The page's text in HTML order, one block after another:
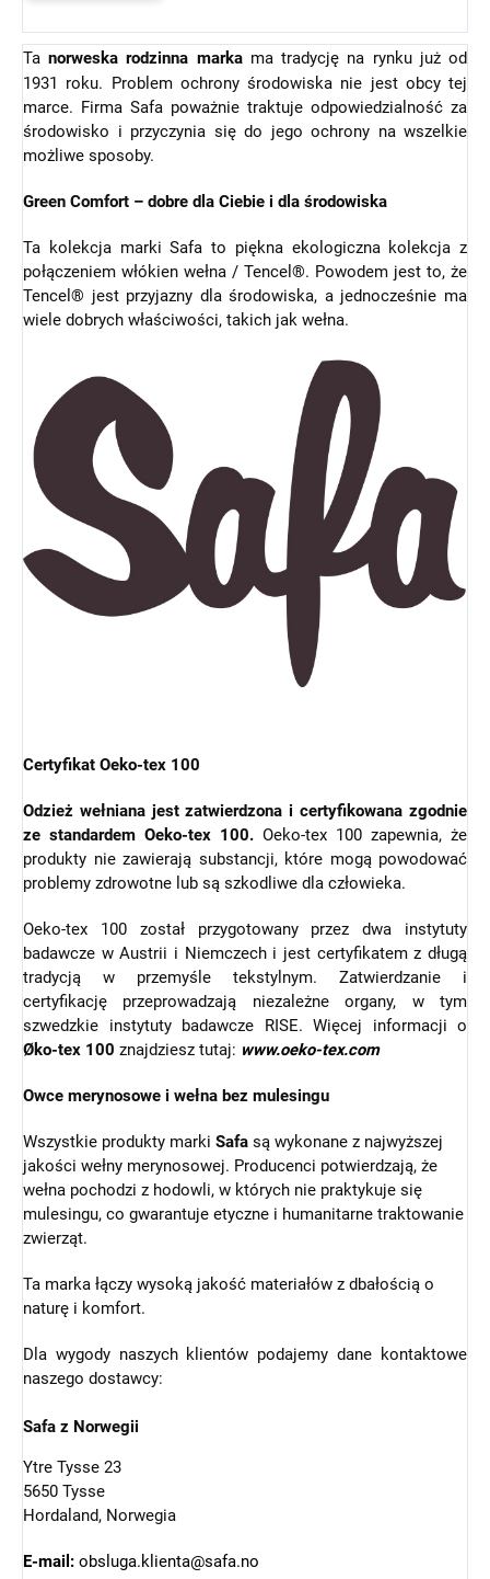
Tanorweska rodzinna markama tradycję na rynku już od
1931 roku. Problem ochrony środowiska nie jest obcy tej
marce. Firma Safa poważnie traktuje odpowiedzialność za
środowisko i przyczynia się do jego ochrony na wszelkie
możliwe sposoby.
Green Comfort – dobre dla Ciebie i dla środowiska
Ta kolekcja marki Safa to piękna ekologiczna kolekcja z
połączeniem włókien wełna / Tencel®. Powodem jest to, że
Tencel® jest przyjazny dla środowiska, a jednocześnie ma
wiele dobrych właściwości, takich jak wełna.
Certyfikat Oeko-tex 100
Odzież wełniana jest zatwierdzona i certyfikowana zgodnie
ze standardem Oeko-tex 100. Oeko-tex 100 zapewnia, że
produkty nie zawierają substancji, które mogą powodować
problemy zdrowotne lub są szkodliwe dla człowieka.
Oeko-tex 100 został przygotowany przez dwa instytuty
badawcze w Austrii i Niemczech i jest certyfikatem z długą
tradycją w przemyśle tekstylnym. Zatwierdzanie i
certyfikację przeprowadzają niezależne organy, w tym
szwedzkie instytuty badawcze RISE. Więcej informacji o
Øko-tex 100 znajdziesz tutaj: www.oeko-tex.com
Owce merynosowe i wełna bez mulesingu
Wszystkie produkty marki Safa są wykonane z najwyższej
jakości wełny merynosowej. Producenci potwierdzają, że
wełna pochodzi z hodowli, w których nie praktykuje się
mulesingu, co gwarantuje etyczne i humanitarne traktowanie
zwierząt.
Ta marka łączy wysoką jakość materiałów z dbałością o
naturę i komfort.
Dla wygody naszych klientów podajemy dane kontaktowe
naszego dostawcy:
Safa z Norwegii
Ytre Tysse 23
5650 Tysse
Hordaland, Norwegia
E-mail: obsluga.klienta@safa.no